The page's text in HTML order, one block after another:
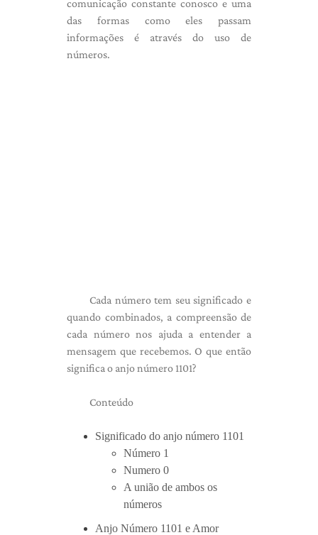
comunicação constante conosco e uma
das formas como eles passam
informações é através do uso de
números.
Cada número tem seu significado e
quando combinados, a compreensão de
cada número nos ajuda a entender a
mensagem que recebemos. O que então
significa o anjo número 1101?
Conteúdo
Significado do anjo número 1101
Número 1
Numero 0
A união de ambos os
números
Anjo Número 1101 e Amor